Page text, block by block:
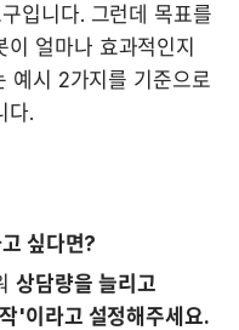
입니다. 그런데 목표를
얼마나 효과적인지
예시 2가지를 기준으로
다.
싶다면?
상담량을 늘리고
'이라고 설정해주세요.